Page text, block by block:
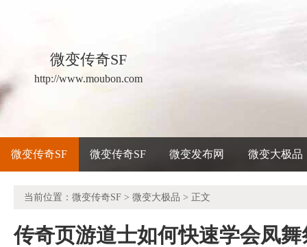
微变传奇SF
http://www.moubon.com
微变传奇SF 微变传奇SF 微变发布网 微变大极品
当前位置： 微变传奇SF > 微变大极品 > 正文
传奇页游道士如何快速学会凤舞